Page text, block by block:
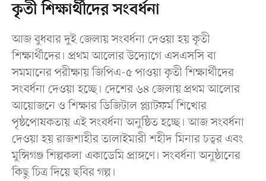
কৃতী শিক্ষার্থীদের সংবর্ধনা
আজ বুধবার দুই জেলায় সংবর্ধনা দেওয়া হয় কৃতী
শিক্ষার্থীদের। প্রথম আলোর উদ্যোগে এসএসসি বা
সমমানের পরীক্ষায় জিপিএ-৫ পাওয়া কৃতী শিক্ষার্থীদের
সংবর্ধনা দেওয়া হচ্ছে। দেশের ৬৪ জেলায় প্রথম আলোর
আয়োজনে ও শিক্ষার ডিজিটাল প্ল্যাটফর্ম শিখোর
পৃষ্ঠপোষকতায় এই সংবর্ধনা অনুষ্ঠিত হচ্ছে। আজ সংবর্ধনা
দেওয়া হয় রাজশাহীর তালাইমারী শহীদ মিনার চত্বর এবং
মুন্সিগঞ্জ শিল্পকলা একাডেমি প্রাঙ্গণে। সংবর্ধনা অনুষ্ঠানের
কিছু চিত্র দিয়ে ছবির গল্প।